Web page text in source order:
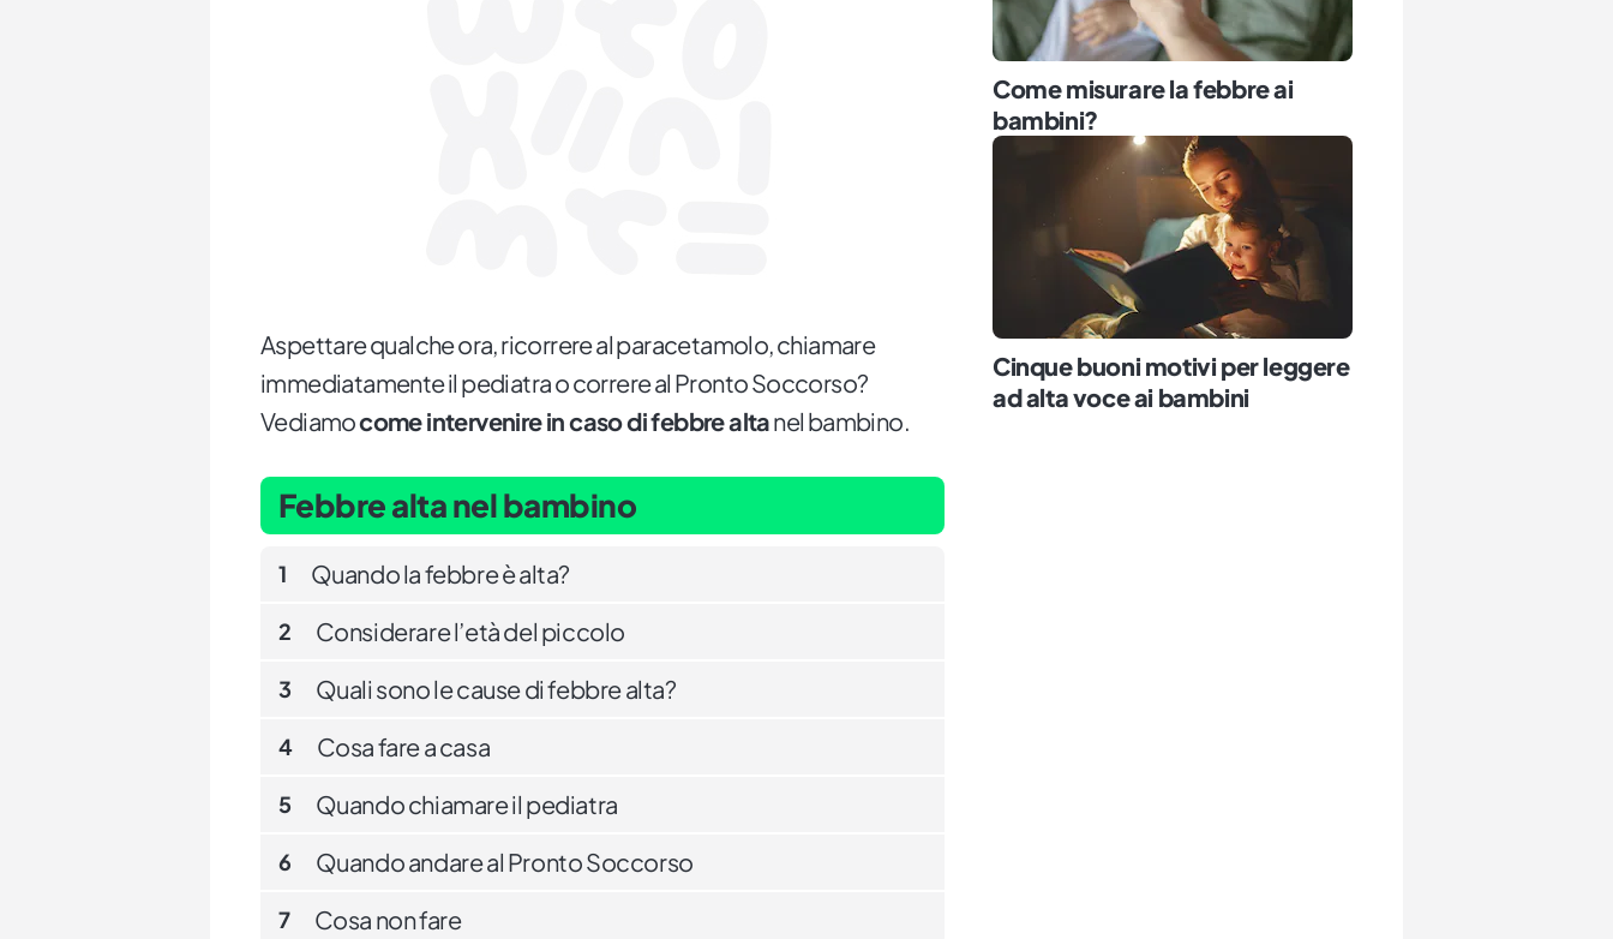
Aspettare qualche ora, ricorrere al paracetamolo, chiamare
immediatamente il pediatra o correre al Pronto Soccorso?
Vediamocome intervenire in caso di febbre altanel bambino.
Febbre alta nel bambino
1 Quando la febbre è alta?
2 Considerare l’età del piccolo
3 Quali sono le cause di febbre alta?
4 Cosa fare a casa
5 Quando chiamare il pediatra
6 Quando andare al Pronto Soccorso
7 Cosa non fare
Come misurare la febbre ai
bambini?
Cinque buoni motivi per leggere
ad alta voce ai bambini